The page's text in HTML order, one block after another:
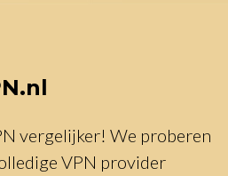
vergelijker! We proberen
VPN provider